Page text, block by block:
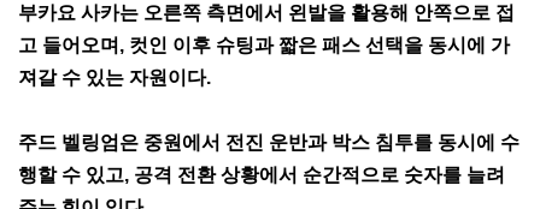
부카요 사카는 오른쪽 측면에서 왼발을 활용해 안쪽으로 접
고 들어오며, 컷인 이후 슈팅과 짧은 패스 선택을 동시에 가
져갈 수 있는 자원이다.
주드 벨링엄은 중원에서 전진 운반과 박스 침투를 동시에 수
행할 수 있고, 공격 전환 상황에서 순간적으로 숫자를 늘려